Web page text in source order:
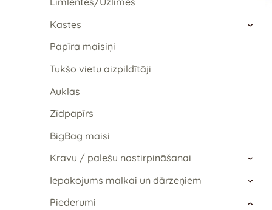
Kastes
›
Papīra maisiņi
Tukšo vietu aizpildītāji
Auklas
Zīdpapīrs
BigBag maisi
Kravu / palešu nostirpināšanai
›
Iepakojums malkai un dārzeņiem ›
Piederumi ›